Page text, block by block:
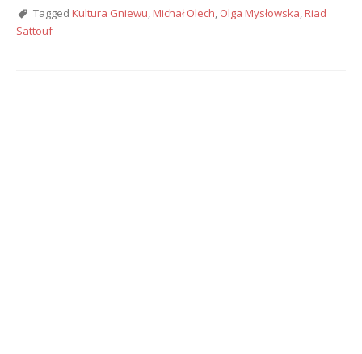
Tagged Kultura Gniewu,Michał Olech, Olga Mysłowska,Riad
Sattouf